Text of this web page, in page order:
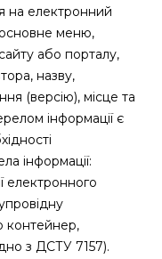
на електронний
меню,
або порталу,
назву,
(версію), місце та
інформації є
інформації:
електронного
контейнер,
з ДСТУ 7157).